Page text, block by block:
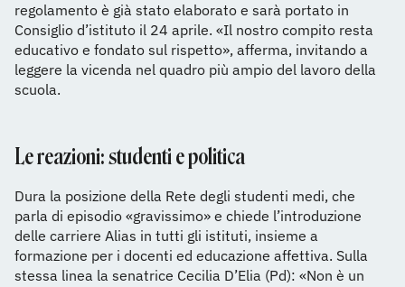
regolamento è già stato elaborato e sarà portato in
Consiglio d’istituto il 24 aprile. «Il nostro compito resta
educativo e fondato sul rispetto», afferma, invitando a
leggere la vicenda nel quadro più ampio del lavoro della
scuola.
Le reazioni: studenti e politica
Dura la posizione della Rete degli studenti medi, che
parla di episodio «gravissimo» e chiede l’introduzione
delle carriere Alias in tutti gli istituti, insieme a
formazione per i docenti ed educazione affettiva. Sulla
stessa linea la senatrice Cecilia D’Elia (Pd): «Non è un